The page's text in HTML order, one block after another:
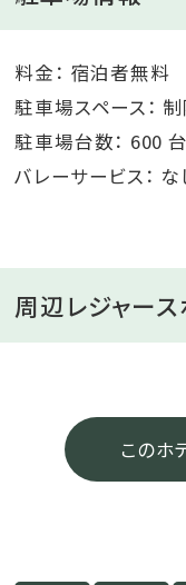
料金： 宿泊者無料
駐車場スペース：
駐車場台数： 600
バレーサービス： な
周辺レジャース
このホ